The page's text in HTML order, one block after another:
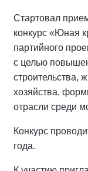
Стартовал
конкурс «Юная
партийного
с целью
строительства,
хозяйства,
отрасли среди
Конкурс
года.